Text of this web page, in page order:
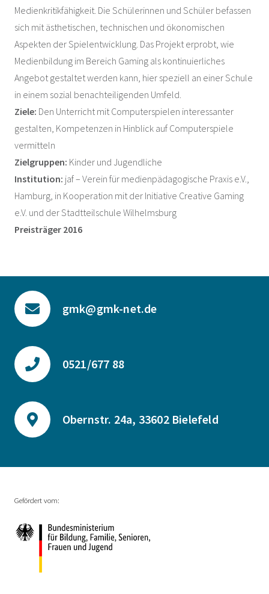
Medienkritikfähigkeit. Die Schülerinnen und Schüler befassen
sich mit ästhetischen, technischen und ökonomischen
Aspekten der Spielentwicklung. Das Projekt erprobt, wie
Medienbildung im Bereich Gaming als kontinuierliches
Angebot gestaltet werden kann, hier speziell an einer Schule
in einem sozial benachteiligenden Umfeld.
Ziele: Den Unterricht mit Computerspielen interessanter
gestalten, Kompetenzen in Hinblick auf Computerspiele
vermitteln
Zielgruppen: Kinder und Jugendliche
Institution: jaf – Verein für medienpädagogische Praxis e.V.,
Hamburg, in Kooperation mit der Initiative Creative Gaming
e.V. und der Stadtteilschule Wilhelmsburg
Preisträger 2016
gmk@gmk-net.de
0521/677 88
Obernstr. 24a, 33602 Bielefeld
Gefördert vom: